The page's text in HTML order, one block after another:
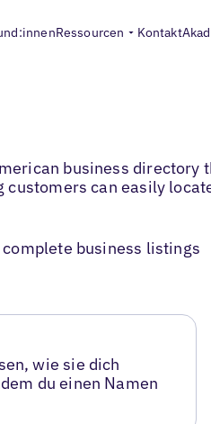
Ressourcen Kontakt
business
can easily
business listings
wie sie dich
du einen Namen